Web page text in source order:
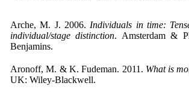
Arche, M. J. 2006. Individuals in time:
individual/stage distinction. Amsterdam &
Benjamins.
Aronoff, M. & K. Fudeman. 2011. What is
UK: Wiley-Blackwell.